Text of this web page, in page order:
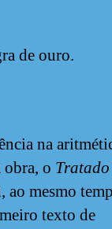
de ouro.
na
o
ao mesmo
texto de